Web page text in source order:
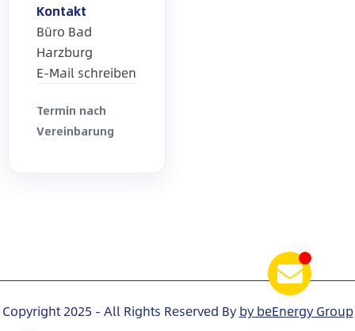
Kontakt
Büro Bad
Harzburg
E-Mail schreiben
Termin nach
Vereinbarung
Copyright 2025 - All Rights Reserved By by beEnergy Group